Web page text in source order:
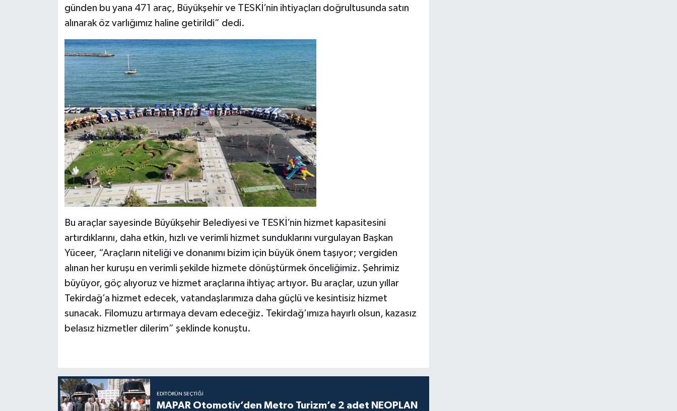
günden bu yana 471 araç, Büyükşehir ve TESKİ’nin ihtiyaçları doğrultusunda satın
alınarak öz varlığımız haline getirildi” dedi.
Bu araçlar sayesinde Büyükşehir Belediyesi ve TESKİ’nin hizmet kapasitesini
artırdıklarını, daha etkin, hızlı ve verimli hizmet sunduklarını vurgulayan Başkan
Yüceer, “Araçların niteliği ve donanımı bizim için büyük önem taşıyor; vergiden
alınan her kuruşu en verimli şekilde hizmete dönüştürmek önceliğimiz. Şehrimiz
büyüyor, göç alıyoruz ve hizmet araçlarına ihtiyaç artıyor. Bu araçlar, uzun yıllar
Tekirdağ’a hizmet edecek, vatandaşlarımıza daha güçlü ve kesintisiz hizmet
sunacak. Filomuzu artırmaya devam edeceğiz. Tekirdağ’ımıza hayırlı olsun, kazasız
belasız hizmetler dilerim” şeklinde konuştu.
EDITÖRÜN SEÇTIĞI
MAPAR Otomotiv’den Metro Turizm’e 2 adet NEOPLAN